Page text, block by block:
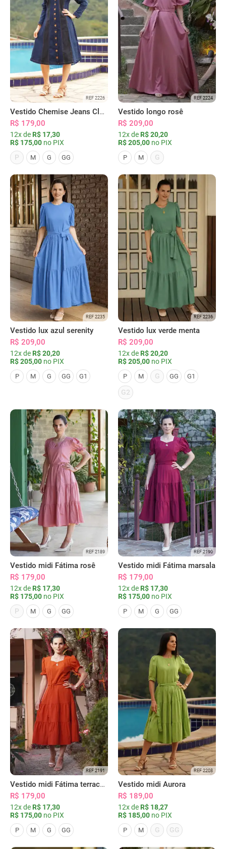
REF 2226
Vestido Chemise Jeans Clássica Serena
R$ 179,00
12x de R$ 17,30
R$ 175,00 no PIX
P
M G GG
REF 2224
Vestido longo rosê
R$ 209,00
12x de R$ 20,20
R$ 205,00 no PIX
P M G
REF 2235
Vestido lux azul serenity
R$ 209,00
12x de R$ 20,20
R$ 205,00 no PIX
P M G GG G1
REF 2236
Vestido lux verde menta
R$ 209,00
12x de R$ 20,20
R$ 205,00 no PIX
P M G GG G1
G2
REF 2189
Vestido midi Fátima rosê
R$ 179,00
12x de R$ 17,30
R$ 175,00 no PIX
P
M G GG
REF 2190
Vestido midi Fátima marsala
R$ 179,00
12x de R$ 17,30
R$ 175,00 no PIX
P M G GG
REF 2191
Vestido midi Fátima terracota
R$ 179,00
12x de R$ 17,30
R$ 175,00 no PIX
P M G GG
REF 2208
Vestido midi Aurora
R$ 189,00
12x de R$ 18,27
R$ 185,00 no PIX
P M G GG